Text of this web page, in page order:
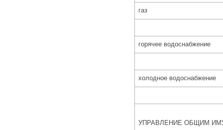
газ
горячее водоснабжение
холодное водоснабжение
УПРАВЛЕНИЕ ОБЩИМ